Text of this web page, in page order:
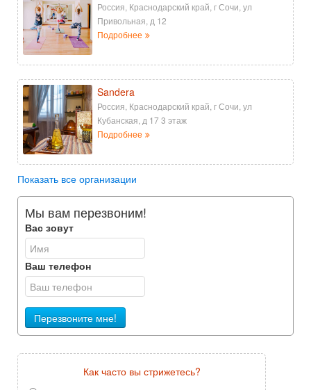
Россия, Краснодарский край, г Сочи, ул
Привольная, д 12
Подробнее
Sandera
Россия, Краснодарский край, г Сочи, ул
Кубанская, д 17 3 этаж
Подробнее
Показать все организации
Мы вам перезвоним!
Вас зовут
Ваш телефон
Перезвоните мне!
Как часто вы стрижетесь?